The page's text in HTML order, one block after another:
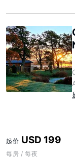
起价 USD 199
每房 / 每夜